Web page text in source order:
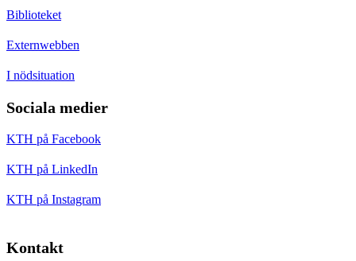
Biblioteket
Externwebben
I nödsituation
Sociala medier
KTH på Facebook
KTH på LinkedIn
KTH på Instagram
Kontakt